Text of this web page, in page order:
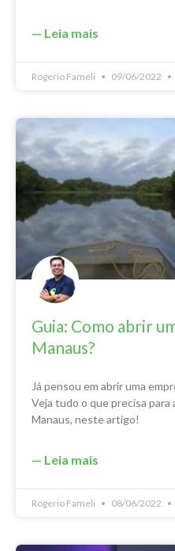
— Leia mais
Rogerio Fameli 09/06/2022
Guia: Como abrir
Manaus?
Já pensou em abrir uma
Veja tudo o que precisa para
Manaus, neste artigo!
— Leia mais
Rogerio Fameli 08/06/2022